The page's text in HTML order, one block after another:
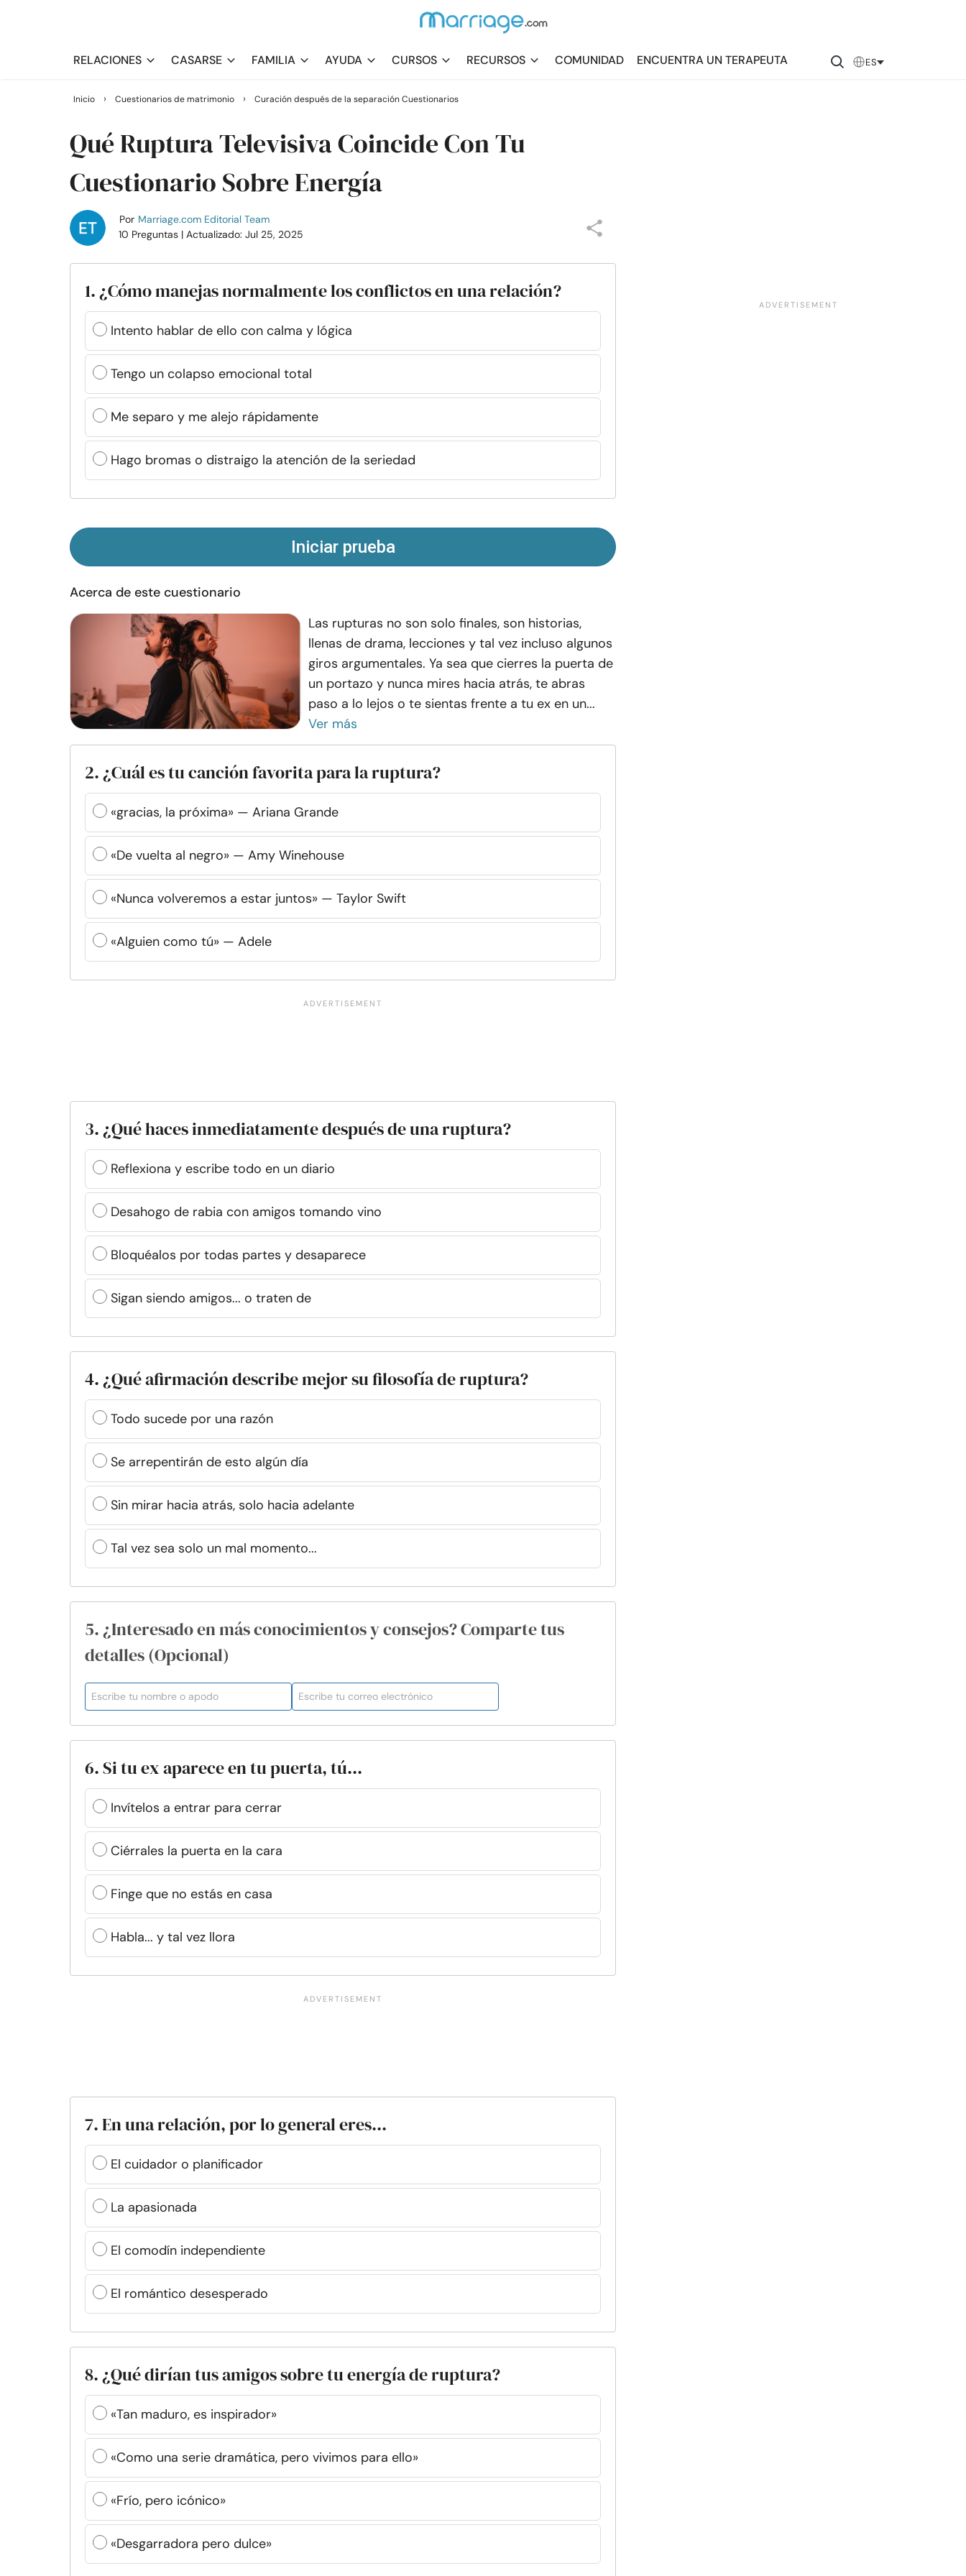
RELACIONES CASARSE FAMILIA AYUDA CURSOS RECURSOS COMUNIDAD ENCUENTRA UN TERAPEUTA ES
Inicio › Cuestionarios de matrimonio › Curación después de la separación Cuestionarios
Qué Ruptura Televisiva Coincide Con Tu
Cuestionario Sobre Energía
Por Marriage.com Editorial Team
10 Preguntas | Actualizado: Jul 25, 2025
1. ¿Cómo manejas normalmente los conflictos en una relación?
Intento hablar de ello con calma y lógica
Tengo un colapso emocional total
Me separo y me alejo rápidamente
Hago bromas o distraigo la atención de la seriedad
Iniciar prueba
Acerca de este cuestionario
Las rupturas no son solo finales, son historias,
llenas de drama, lecciones y tal vez incluso algunos
giros argumentales. Ya sea que cierres la puerta de
un portazo y nunca mires hacia atrás, te abras
paso a lo lejos o te sientas frente a tu ex en un...
Ver más
2. ¿Cuál es tu canción favorita para la ruptura?
«gracias, la próxima» — Ariana Grande
«De vuelta al negro» — Amy Winehouse
«Nunca volveremos a estar juntos» — Taylor Swift
«Alguien como tú» — Adele
3. ¿Qué haces inmediatamente después de una ruptura?
Reflexiona y escribe todo en un diario
Desahogo de rabia con amigos tomando vino
Bloquéalos por todas partes y desaparece
Sigan siendo amigos... o traten de
4. ¿Qué afirmación describe mejor su filosofía de ruptura?
Todo sucede por una razón
Se arrepentirán de esto algún día
Sin mirar hacia atrás, solo hacia adelante
Tal vez sea solo un mal momento...
5. ¿Interesado en más conocimientos y consejos? Comparte tus
detalles (Opcional)
6. Si tu ex aparece en tu puerta, tú...
Invítelos a entrar para cerrar
Ciérrales la puerta en la cara
Finge que no estás en casa
Habla... y tal vez llora
7. En una relación, por lo general eres...
El cuidador o planificador
La apasionada
El comodín independiente
El romántico desesperado
8. ¿Qué dirían tus amigos sobre tu energía de ruptura?
«Tan maduro, es inspirador»
«Como una serie dramática, pero vivimos para ello»
«Frío, pero icónico»
«Desgarradora pero dulce»